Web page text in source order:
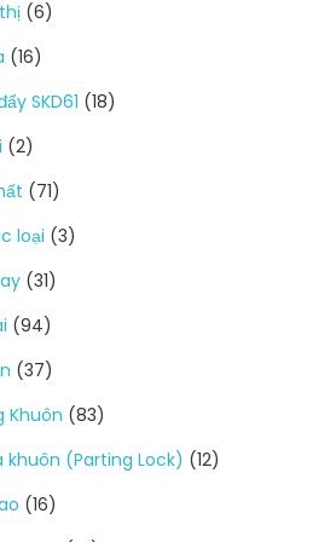
(6)
(16)
SKD61 (18)
(2)
(71)
loại (3)
(31)
(94)
(37)
Khuôn (83)
khuôn (Parting Lock) (12)
(16)